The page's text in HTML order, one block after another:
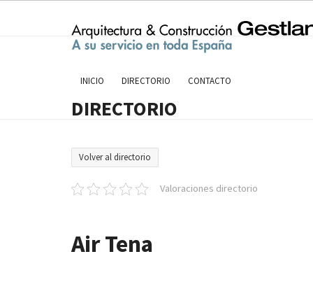
INICIO DIRECTORIO CONTACTO
DIRECTORIO
Volver al directorio
Valoraciones directorio
Air Tena